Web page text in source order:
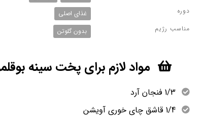
دوره
غذای اصلی
مناسب رژیم
بدون گلوتن
مواد لازم برای پخت سینه
1/3 فنجان آرد
1/4 قاشق چای خوری آویشن